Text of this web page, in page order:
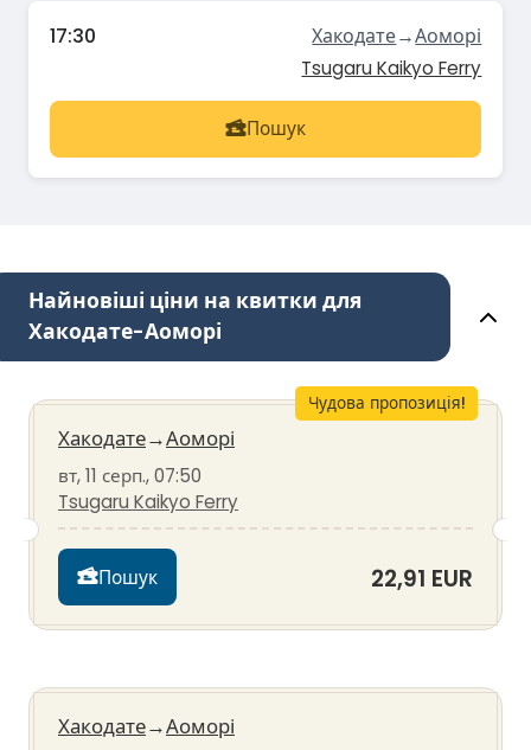
17:30 Хакодате→Аоморі
Tsugaru Kaikyo Ferry
Пошук
Найновіші ціни на квитки для
Хакодате-Аоморі
Чудова пропозиція!
Хакодате→Аоморі
вт, 11 серп., 07:50
Tsugaru Kaikyo Ferry
Пошук 22,91 EUR
Хакодате→Аоморі